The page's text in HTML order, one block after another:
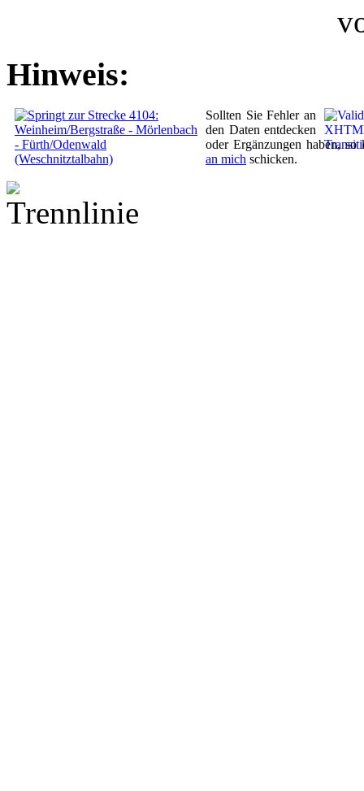
Hinweis:
Sollten Sie Fehler an
den Daten entdecken
oder Ergänzungen haben,
an mich schicken.